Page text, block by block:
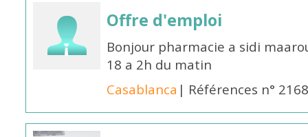
Offre d'emploi
Bonjour pharmacie a sidi
18 a 2h du matin
Casablanca | Références n°